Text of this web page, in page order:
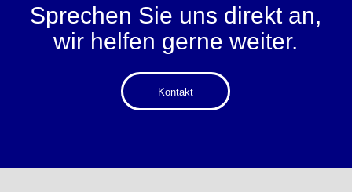
Sprechen Sie uns direkt an,
wir helfen gerne weiter.
Kontakt